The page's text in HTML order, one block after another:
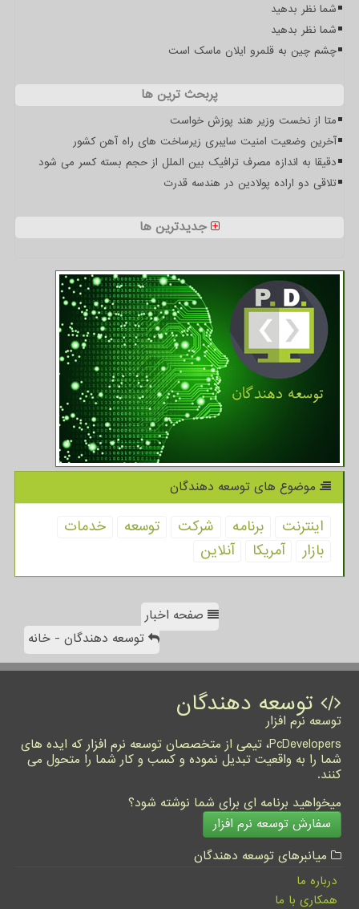
شما نظر بدهید
شما نظر بدهید
چشم چین به قلمرو ایلان ماسک است
پربحث ترین ها
متا از نخست وزیر هند پوزش خواست
آخرین وضعیت امنیت سایبری زیرساخت های راه آهن کشور
دقیقا به اندازه مصرف ترافیک بین الملل از حجم بسته کسر می شود
تلاقی دو اراده پولادین در هندسه قدرت
جدیدترین ها
موضوع های توسعه دهندگان
اینترنت برنامه شركت توسعه
خدمات
بازار
آمریكا آنلاین
صفحه اخبار
توسعه دهندگان - خانه
توسعه دهندگان
توسعه نرم افزار
PcDevelopers، تیمی از متخصصان توسعه نرم افزار که ایده های
شما را به واقعیت تبدیل نموده و کسب و کار شما را متحول می
کنند.
میخواهید برنامه ای برای شما نوشته شود؟
سفارش توسعه نرم افزار
میانبرهای توسعه دهندگان
درباره ما
همکاری با ما